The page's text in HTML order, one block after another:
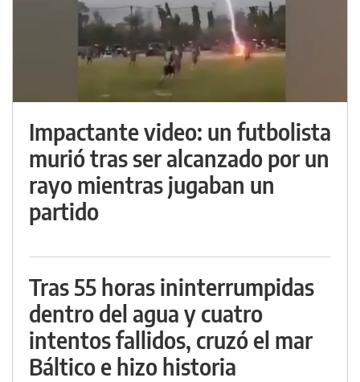
Impactante video: un futbolista
murió tras ser alcanzado por un
rayo mientras jugaban un
partido
Tras 55 horas ininterrumpidas
dentro del agua y cuatro
intentos fallidos, cruzó el mar
Báltico e hizo historia